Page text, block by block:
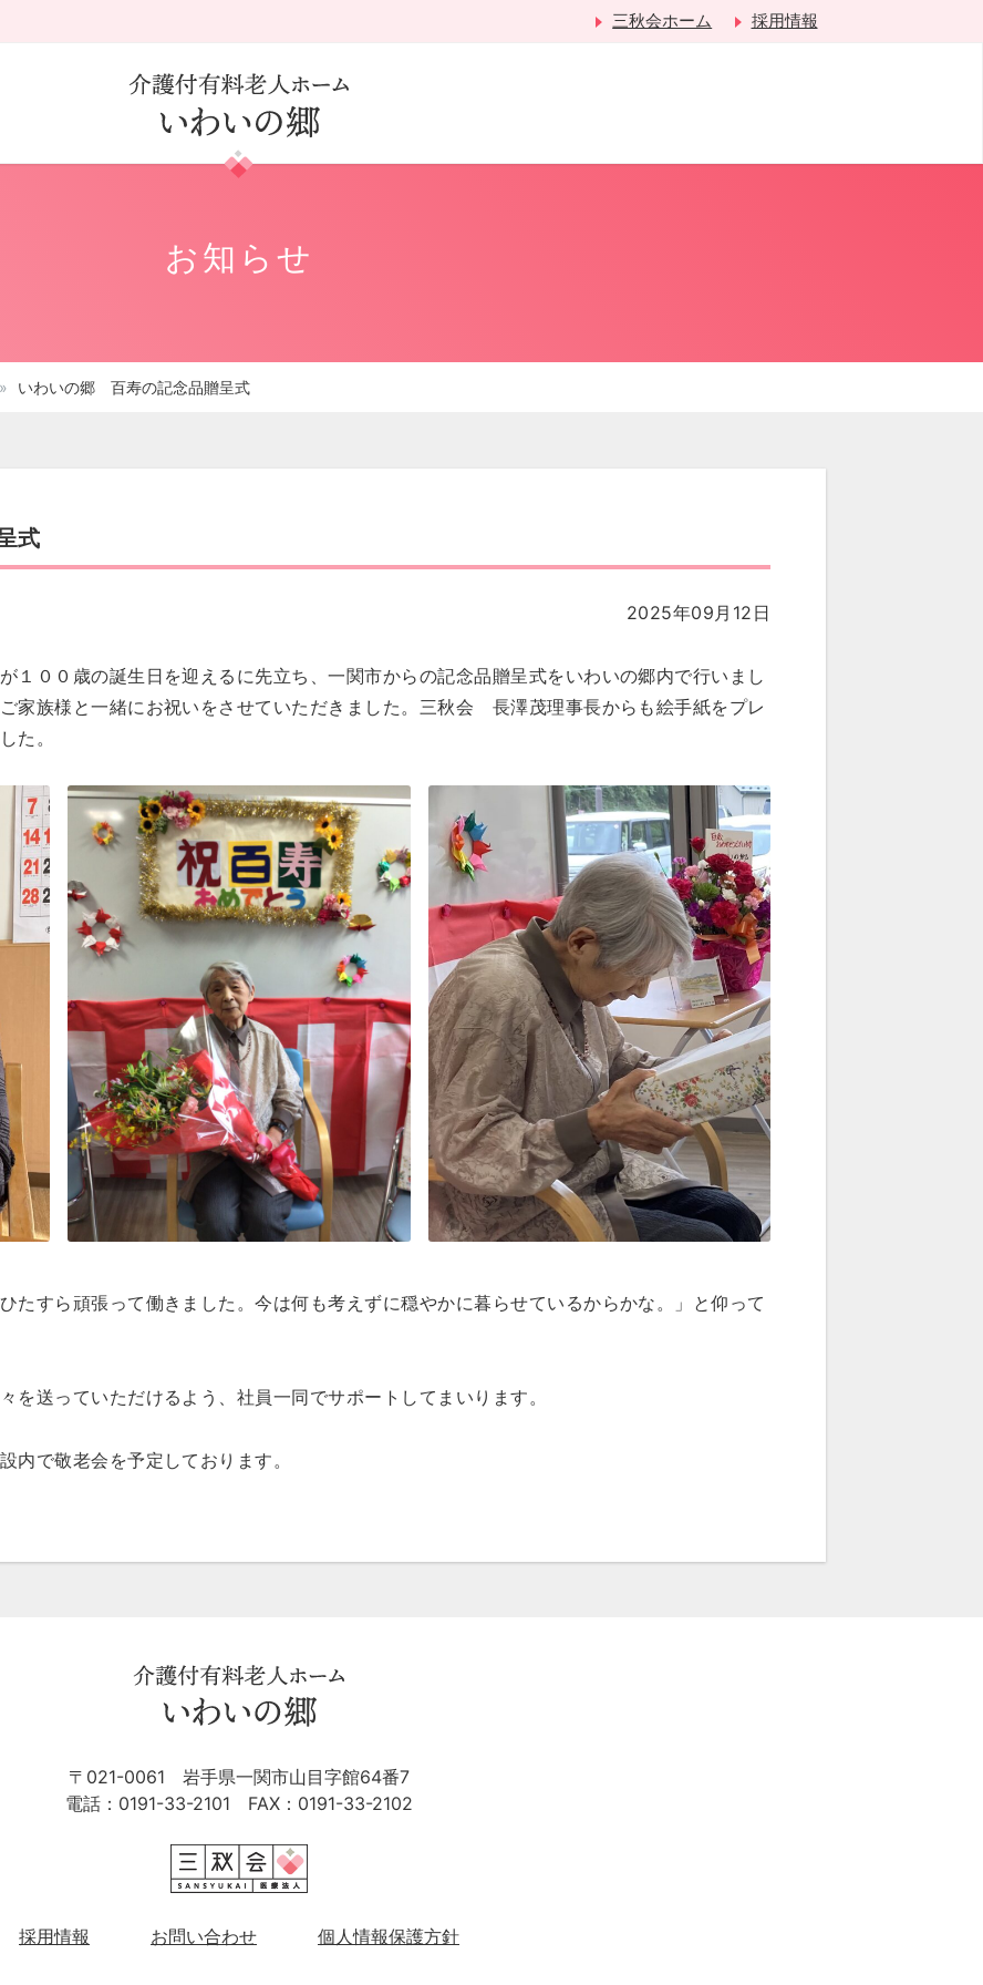
三秋会ホーム 採用情報
お知らせ
いわいの郷 百寿の記念品贈呈式
式
2025年09月12日
００歳の誕生日を迎えるに先立ち、一関市からの記念品贈呈式をいわいの郷内で行いまし
家族様と一緒にお祝いをさせていただきました。三秋会 長澤茂理事長からも絵手紙をプレ
た。
たすら頑張って働きました。今は何も考えずに穏やかに暮らせているからかな。」と仰って
を送っていただけるよう、社員一同でサポートしてまいります。
内で敬老会を予定しております。
〒021-0061 岩手県一関市山目字館64番7
電話： 0191-33-2101 FAX：0191-33-2102
採用情報 お問い合わせ 個人情報保護方針